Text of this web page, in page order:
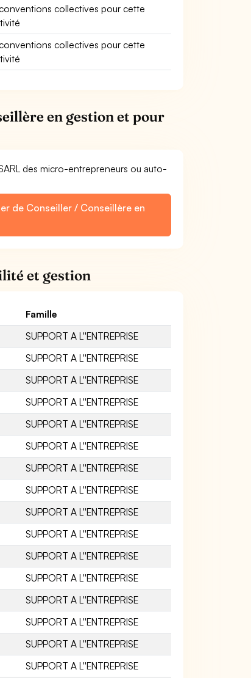
collectives pour cette
collectives pour cette
en gestion et pour
des micro-entrepreneurs ou auto-
de Conseiller / Conseillère en
et gestion
Famille
SUPPORT A L''ENTREPRISE
SUPPORT A L''ENTREPRISE
SUPPORT A L''ENTREPRISE
SUPPORT A L''ENTREPRISE
SUPPORT A L''ENTREPRISE
SUPPORT A L''ENTREPRISE
SUPPORT A L''ENTREPRISE
SUPPORT A L''ENTREPRISE
SUPPORT A L''ENTREPRISE
SUPPORT A L''ENTREPRISE
SUPPORT A L''ENTREPRISE
SUPPORT A L''ENTREPRISE
SUPPORT A L''ENTREPRISE
SUPPORT A L''ENTREPRISE
SUPPORT A L''ENTREPRISE
SUPPORT A L''ENTREPRISE